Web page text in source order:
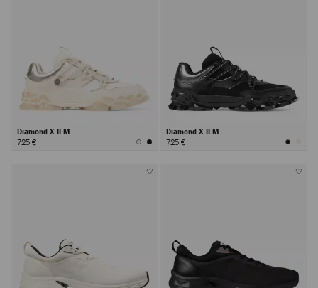
Diamond X II M
725 €
Diamond X II M
725 €